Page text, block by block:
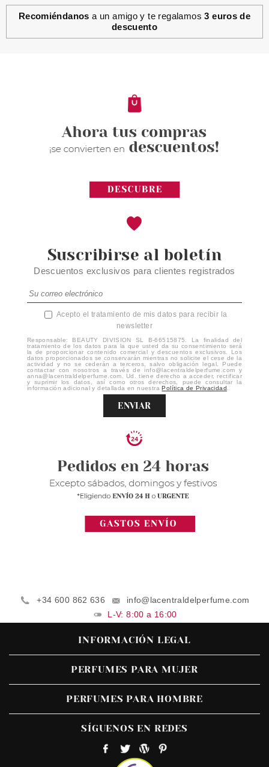
ESSENCE
3.96€
Recomiéndanos a un amigo y te regalamos3 euros de
descuento
Suscribirse al boletín
Descuentos exclusivos para clientes registrados
Acepto el tratamiento de mis datos para recibir la
newsletter
Responsable: BEAUTY DIVISION SL B-66515875. La finalidad del
tratamiento de los datos para la que usted da su consentimiento será
la de proporcionar contenido comercial y descuentos exclusivos. Los
datos proporcionados se conservarán mientras no solicite el cese de la
actividad y no se cederán a terceros, salvo obligación legal. Puede
contactar con nosotros a través de info@lacentraldelperfume.com y
anna@lacentraldelperfume.com. Ud. tiene derecho a acceder, rectificar
y suprimir los datos, así como otros derechos, puede consultar la
información adicional y detallada en nuestraPolítica de Privacidad
ENVIAR
+34 600 862 636
info@lacentraldelperfume.com
L-V: 8:00 a 16:00
INFORMACIÓN LEGAL
PERFUMES PARA MUJER
PERFUMES PARA HOMBRE
SÍGUENOS EN REDES